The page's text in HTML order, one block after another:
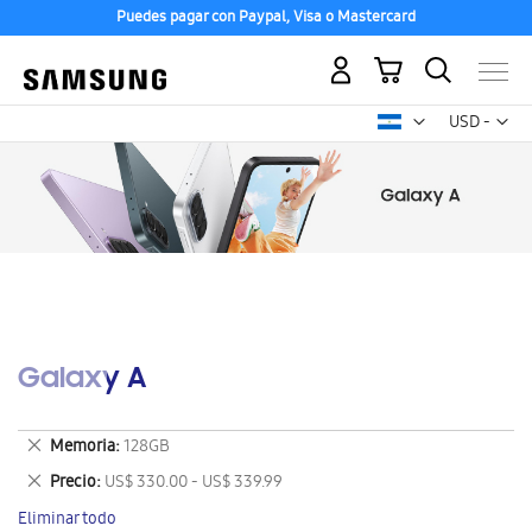
Puedes pagar con Paypal, Visa o Mastercard
USD -
dólar
Mi carrito
Galaxy A
Memoria 128GB
Eliminar
este
artículo
Precio US$ 330.00 - US$ 339.99
Eliminar
este
Eliminar todo